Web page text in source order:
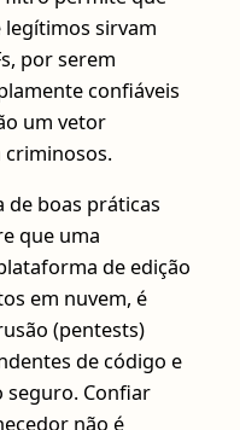
sirvam
por serem
confiáveis
um vetor
criminosos.
de boas práticas
que uma
de edição
em nuvem, é
(pentests)
de código e
seguro. Confiar
não é